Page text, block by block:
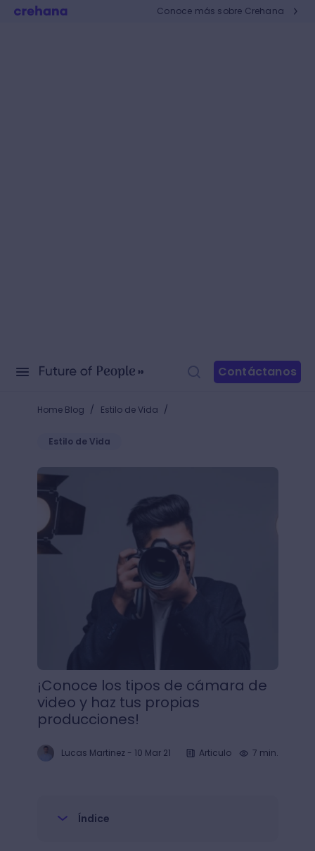
Conoce más sobre Crehana
Contáctanos
Home Blog / Estilo de Vida /
Estilo de Vida
¡Conoce los tipos de cámara de video y haz tus
¡Conoce los tipos de cámara de
video y haz tus propias
producciones!
Lucas Martinez- 10 Mar 21 Articulo 7 min.
Índice